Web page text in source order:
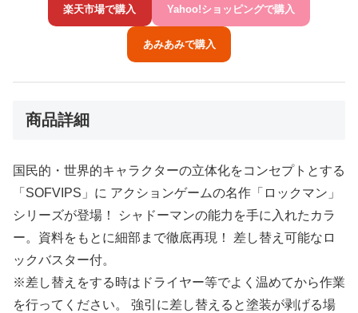
楽天市場で購入 Yahoo!ショッピングで購入
あみあみで購入
商品詳細
国民的・世界的キャラクターの立体化をコンセプトとする
「SOFVIPS」に アクションゲームの名作「ロックマン」
シリーズが登場！ シャドーマンの能力を手に入れたカラ
ー。資料をもとに細部まで徹底再現！ 差し替え可能なロ
ックバスター付。
※差し替えをする時はドライヤー等でよく温めてから作業
を行ってください。 強引に差し替えると塗装が剥げる場